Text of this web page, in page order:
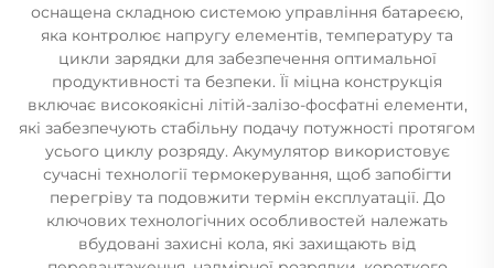
оснащена складною системою управління батареєю,
яка контролює напругу елементів, температуру та
цикли зарядки для забезпечення оптимальної
продуктивності та безпеки. Її міцна конструкція
включає високоякісні літій-залізо-фосфатні елементи,
які забезпечують стабільну подачу потужності протягом
усього циклу розряду. Акумулятор використовує
сучасні технології термокерування, щоб запобігти
перегріву та подовжити термін експлуатації. До
ключових технологічних особливостей належать
вбудовані захисні кола, які захищають від